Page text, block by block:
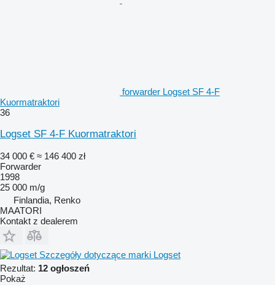
forwarder Logset SF 4-F
Kuormatraktori
36
Logset SF 4-F Kuormatraktori
34 000 € ≈ 146 400 zł
Forwarder
1998
25 000 m/g
Finlandia, Renko
MAATORI
Kontakt z dealerem
Szczegóły dotyczące marki Logset
Rezultat: 12 ogłoszeń
Pokaż